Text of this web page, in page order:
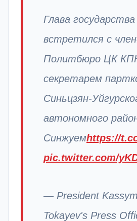
Глава государства
встретился с
Политбюро ЦК
секретарем
Синьцзян-
автономного
Синжуемhttps://
pic.twitter.com/
— President
Tokayev's Press